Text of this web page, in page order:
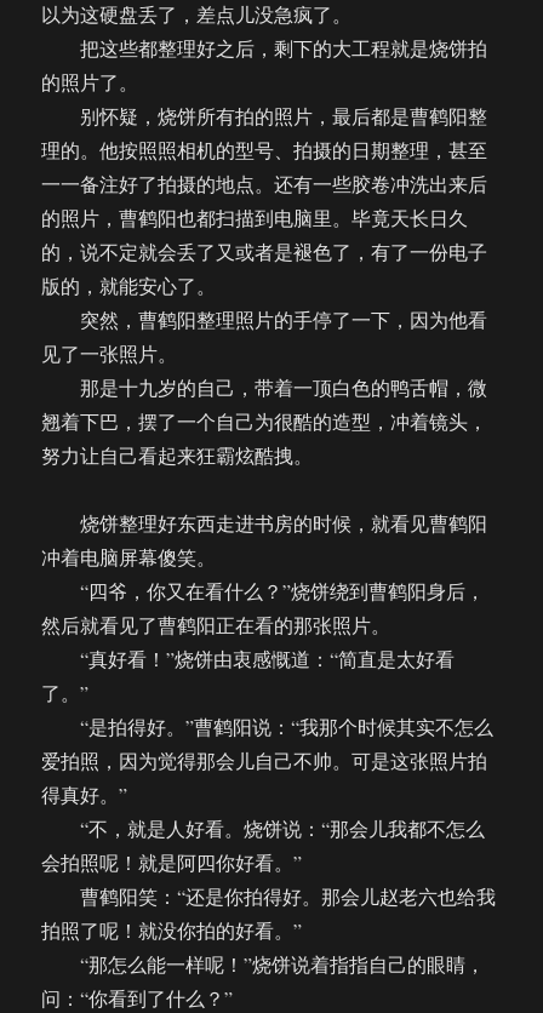
以为这硬盘丢了，差点儿没急疯了。
把这些都整理好之后，剩下的大工程就是烧饼拍
的照片了。
别怀疑，烧饼所有拍的照片，最后都是曹鹤阳整
理的。他按照照相机的型号、拍摄的日期整理，甚至
一一备注好了拍摄的地点。还有一些胶卷冲洗出来后
的照片，曹鹤阳也都扫描到电脑里。毕竟天长日久
的，说不定就会丢了又或者是褪色了，有了一份电子
版的，就能安心了。
突然，曹鹤阳整理照片的手停了一下，因为他看
见了一张照片。
那是十九岁的自己，带着一顶白色的鸭舌帽，微
翘着下巴，摆了一个自己为很酷的造型，冲着镜头，
努力让自己看起来狂霸炫酷拽。
烧饼整理好东西走进书房的时候，就看见曹鹤阳
冲着电脑屏幕傻笑。
“四爷，你又在看什么？”烧饼绕到曹鹤阳身后，
然后就看见了曹鹤阳正在看的那张照片。
“真好看！”烧饼由衷感慨道：“简直是太好看
了。”
“是拍得好。”曹鹤阳说：“我那个时候其实不怎么
爱拍照，因为觉得那会儿自己不帅。可是这张照片拍
得真好。”
“不，就是人好看。烧饼说：“那会儿我都不怎么
会拍照呢！就是阿四你好看。”
曹鹤阳笑：“还是你拍得好。那会儿赵老六也给我
拍照了呢！就没你拍的好看。”
“那怎么能一样呢！”烧饼说着指指自己的眼睛，
问：“你看到了什么？”